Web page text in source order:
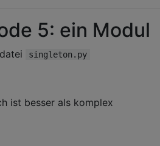
5: ein Modul
singleton.py
ist besser als komplex